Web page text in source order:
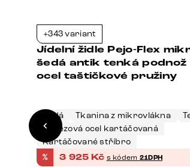
+343 variant
Jídelní židle Pejo-Flex
šedá antik tenká podnož
ocel taštičkové pružiny
Šedá Tkanina z mikrovlákna
Nerezová ocel kartáčovaná
Kartáčované stříbro
% 3 925 Kč s kódem 21DPH